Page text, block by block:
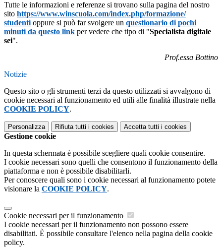
Tutte le informazioni e referenze si trovano sulla pagina del nostro
sito https://www.winscuola.com/index.php/formazione/
studenti oppure si può far svolgere un questionario di pochi
minuti da questo link per vedere che tipo di "Specialista digitale
sei".
Prof.essa Bottino
Notizie
Questo sito o gli strumenti terzi da questo utilizzati si avvalgono di
cookie necessari al funzionamento ed utili alle finalità illustrate nella
COOKIE POLICY.
Personalizza Rifiuta tutti i cookies Accetta tutti i cookies
Gestione cookie
In questa schermata è possibile scegliere quali cookie consentire.
I cookie necessari sono quelli che consentono il funzionamento della
piattaforma e non è possibile disabilitarli.
Per conoscere quali sono i cookie necessari al funzionamento potete
visionare la COOKIE POLICY.
Cookie necessari per il funzionamento
I cookie necessari per il funzionamento non possono essere
disabilitati. È possibile consultare l'elenco nella pagina della cookie
policy.